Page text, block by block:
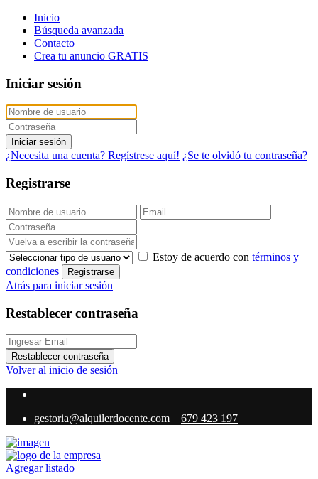
Inicio
Búsqueda avanzada
Contacto
Crea tu anuncio GRATIS
Iniciar sesión
Iniciar sesión
¿Necesita una cuenta? Regístrese aquí! ¿Se te olvidó tu contraseña?
Registrarse
Estoy de acuerdo con términos y
condiciones
Registrarse
Atrás para iniciar sesión
Restablecer contraseña
Restablecer contraseña
Volver al inicio de sesión
gestoria@alquilerdocente.com 679 423 197
Agregar listado